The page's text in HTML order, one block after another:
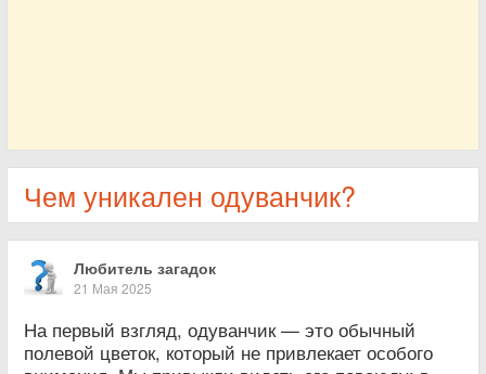
Чем уникален одуванчик?
Любитель загадок
21 Мая 2025
На первый взгляд, одуванчик — это обычный
полевой цветок, который не привлекает особого